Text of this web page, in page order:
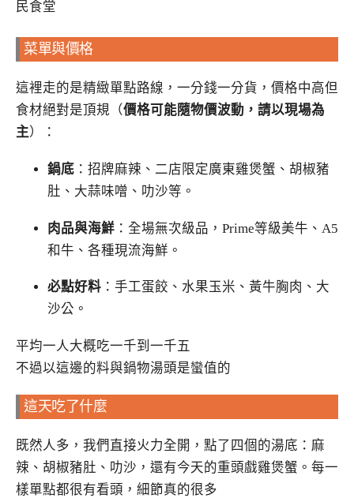
菜單與價格
這裡走的是精緻單點路線，一分錢一分貨，價格中高但
食材絕對是頂規（價格可能隨物價波動，請以現場為
主）：
鍋底 ：招牌麻辣、二店限定廣東雞煲蟹、胡椒豬
肚、大蒜味噌、叻沙等。
肉品與海鮮 ：全場無次級品，Prime等級美牛、A5
和牛、各種現流海鮮。
必點好料 ：手工蛋餃、水果玉米、黃牛胸肉、大
沙公。
平均一人大概吃一千到一千五
不過以這邊的料與鍋物湯頭是蠻值的
這天吃了什麼
既然人多，我們直接火力全開，點了四個的湯底：麻
辣、胡椒豬肚、叻沙，還有今天的重頭戲雞煲蟹。每一
樣單點都很有看頭，細節真的很多